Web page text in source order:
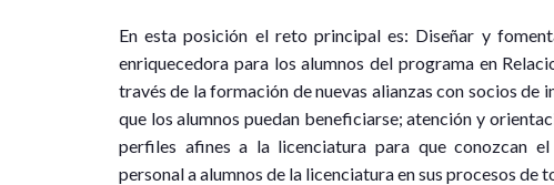
En esta posición el reto principal es: Diseñar y
enriquecedora para los alumnos del programa en
través de la formación de nuevas alianzas con socios de
que los alumnos puedan beneficiarse; atención y
perfiles afines a la licenciatura para que conozcan
personal a alumnos de la licenciatura en sus procesos de